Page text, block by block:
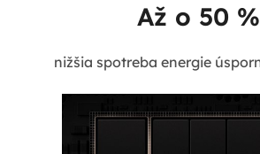
Až o 50 %
nižšia spotreba energie